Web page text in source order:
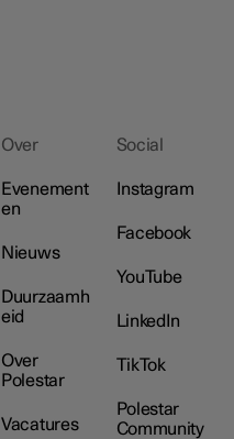
Over
Evenement
en
Nieuws
Duurzaamh
eid
Over
Polestar
Vacatures
Social
Instagram
Facebook
YouTube
LinkedIn
TikTok
Polestar
Community